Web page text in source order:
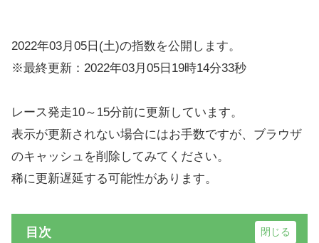
2022年03月05日(土)の指数を公開します。
※最終更新：2022年03月05日19時14分33秒
レース発走10～15分前に更新しています。
表示が更新されない場合にはお手数ですが、ブラウザ
のキャッシュを削除してみてください。
稀に更新遅延する可能性があります。
目次